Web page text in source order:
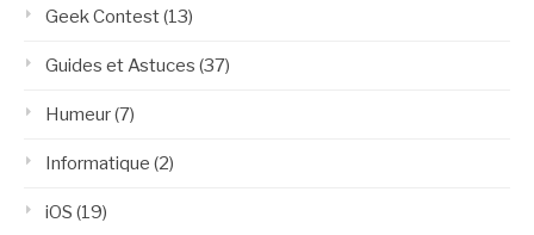
Geek Contest(13)
Guides et Astuces (37)
Humeur(7)
Informatique (2)
iOS (19)